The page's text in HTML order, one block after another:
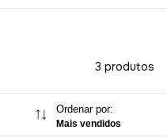
3 produtos
Ordenar por:
Mais vendidos